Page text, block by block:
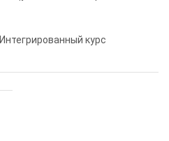
Интегрированный курс